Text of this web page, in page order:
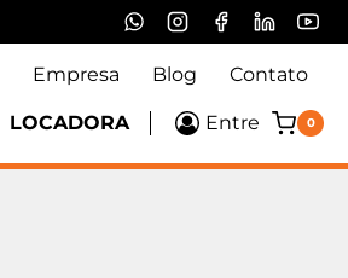
Empresa Blog Contato
LOCADORA Entre 0